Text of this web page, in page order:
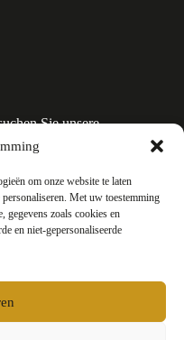
om onze website te laten
Met uw toestemming
gegevens zoals cookies en
en niet-gepersonaliseerde
Sie unsere